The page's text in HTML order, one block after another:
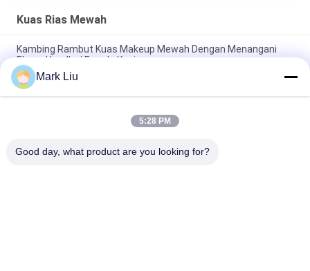
Kuas Rias Mewah
Kambing Rambut Kuas Makeup Mewah Dengan Menangani
Ebony Handle / Ferrule Kuningan
Kuas makeup bubuk Beveled mewah Dengan Rambut Kambing
XGF Coklat Tua yang lembut dan Padat
Luxury Artist Foundation Brush Dengan Rambut Sable Ultra
Mark Liu
5:28 PM
Good day, what product are you looking for?